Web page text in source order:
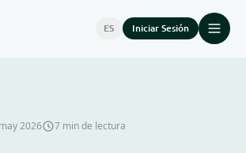
ES Iniciar Sesión
2026 7 min de lectura